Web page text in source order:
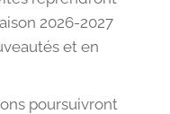
2026-2027
et en
poursuivront